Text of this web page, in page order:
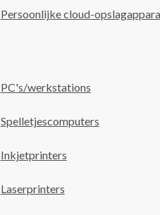
Persoonlijke cloud-
PC's/werkstations
Spelletjescomputers
Inkjetprinters
Laserprinters